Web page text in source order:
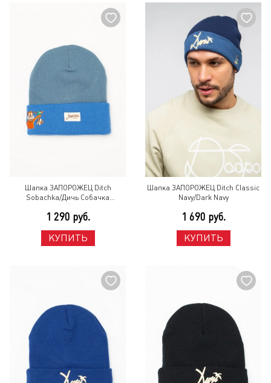
Шапка ЗАПОРОЖЕЦ Ditch
Sobachka/Дичь Собачка
1 290 руб.
КУПИТЬ
Шапка ЗАПОРОЖЕЦ Ditch Classic
Navy/Dark Navy
1 690 руб.
КУПИТЬ